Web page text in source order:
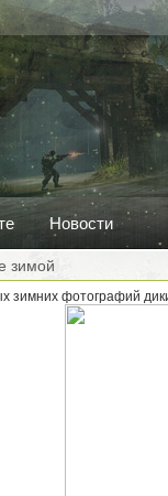
Новости
зимой
зимних фотографий